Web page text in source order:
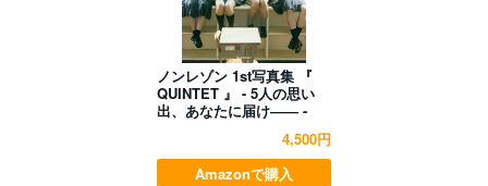
ノンレゾン 1st写真集 『
QUINTET 』 - 5人の思い
出、あなたに届け―― -
4,500円
Amazonで購入